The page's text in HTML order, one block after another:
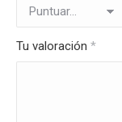
Tu valoración *